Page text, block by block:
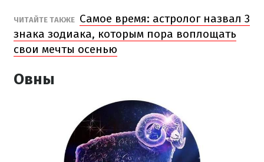
ЧИТАЙТЕ ТАКЖЕ Самое время: астролог назвал 3
знака зодиака, которым пора воплощать
свои мечты осенью
Овны